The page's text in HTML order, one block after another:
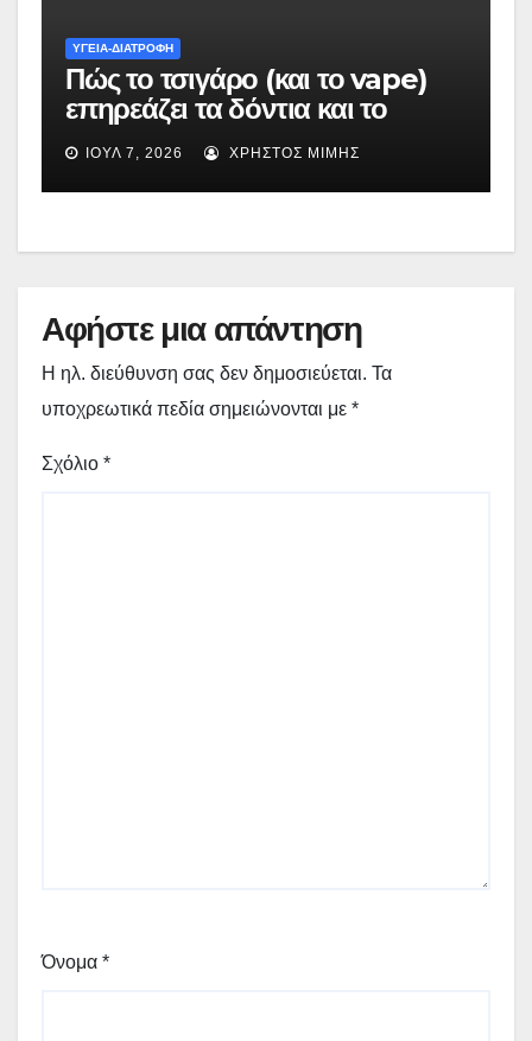
ΥΓΕΙΑ-ΔΙΑΤΡΟΦΗ
Πώς το τσιγάρο (και το vape)
επηρεάζει τα δόντια και το
στόμα
ΙΟΎΛ 7, 2026 ΧΡΉΣΤΟΣ ΜΊΜΗΣ
Αφήστε μια απάντηση
Η ηλ. διεύθυνση σας δεν δημοσιεύεται. Τα
υποχρεωτικά πεδία σημειώνονται με *
Σχόλιο *
Όνομα *